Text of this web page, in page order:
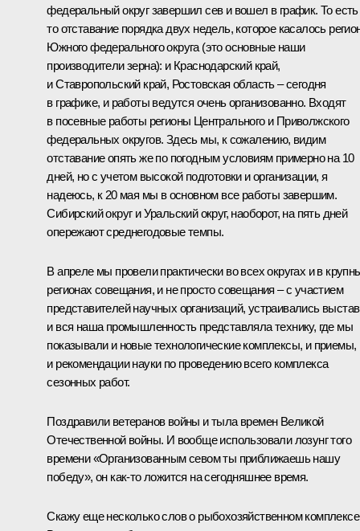
федеральный округ завершил сев и вошел в график. То есть
то отставание порядка двух недель, которое касалось
Южного федерального округа (это основные наши
производители зерна): и Краснодарский край,
и Ставропольский край, Ростовская область – сегодня
в графике, и работы ведутся очень организованно. Входят
в посевные работы регионы Центрального и Приволжского
федеральных округов. Здесь мы, к сожалению, видим
отставание опять же по погодным условиям примерно на 10
дней, но с учетом высокой подготовки и организации, я
надеюсь, к 20 мая мы в основном все работы завершим.
Сибирский округ и Уральский округ, наоборот, на пять дней
опережают среднегодовые темпы.
В апреле мы провели практически во всех округах и в
регионах совещания, и не просто совещания – с участием
представителей научных организаций, устраивались
и вся наша промышленность представляла технику, где мы
показывали и новые технологические комплексы, и приемы,
и рекомендации науки по проведению всего комплекса
сезонных работ.
Поздравили ветеранов войны и тыла времен Великой
Отечественной войны. И вообще использовали лозунг того
времени «Организованным севом ты приближаешь нашу
победу», он как‑то ложится на сегодняшнее время.
Скажу еще несколько слов о рыбохозяйственном